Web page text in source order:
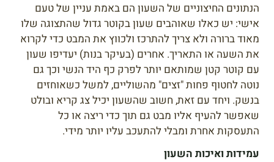
הנתונים החיצוניים של השעון הם באמת עניין של טעם
אישי: יש כאלו שאוהבים שעון בקוטר גדול שהתצוגה שלו
מאוד ברורה ולא צריך להתרכז ולכווץ את המבט כדי לקרוא
את השעה או התאריך. אחרים (בעיקר בנות) יעדיפו שעון
עם קוטר קטן שמותאם יותר לפרק כף היד הנשי וכך גם
נוטה לחטוף פחות "זצים" מהשוליים, למשל כשאוחזים
בנשק. ויחד עם זאת, חשוב שהשעון יכיל צג קריא ובולט
שאפשר להעיף אליו מבט גם תוך כדי ריצה או כל
התעסקות אחרת ומבלי להתעכב עליו יותר מידי.
עמידות ואיכות השעון